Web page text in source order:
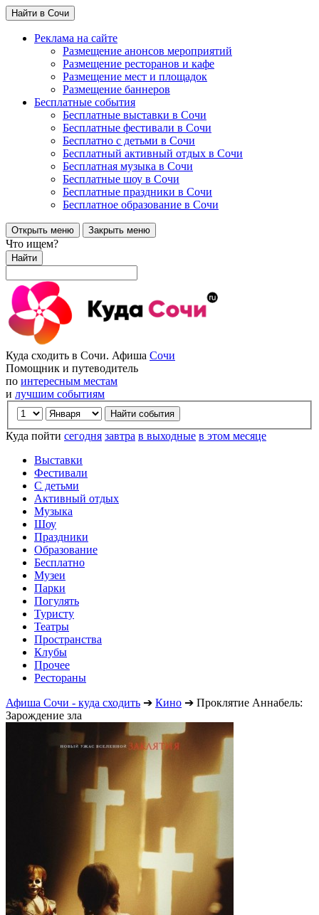
Найти в Сочи
Реклама на сайте
Размещение анонсов мероприятий
Размещение ресторанов и кафе
Размещение мест и площадок
Размещение баннеров
Бесплатные события
Бесплатные выставки в Сочи
Бесплатные фестивали в Сочи
Бесплатно с детьми в Сочи
Бесплатный активный отдых в Сочи
Бесплатная музыка в Сочи
Бесплатные шоу в Сочи
Бесплатные праздники в Сочи
Бесплатное образование в Сочи
Открыть меню Закрыть меню
Что ищем?
Найти
Куда сходить в Сочи. Афиша Сочи
Помощник и путеводитель
по интересным местам
и лучшим событиям
Куда пойти сегодня завтра в выходные в этом месяце
Выставки
Фестивали
С детьми
Активный отдых
Музыка
Шоу
Праздники
Образование
Бесплатно
Музеи
Парки
Погулять
Туристу
Театры
Пространства
Клубы
Прочее
Рестораны
Афиша Сочи - куда сходить ➔ Кино ➔ Проклятие Аннабель:
Зарождение зла